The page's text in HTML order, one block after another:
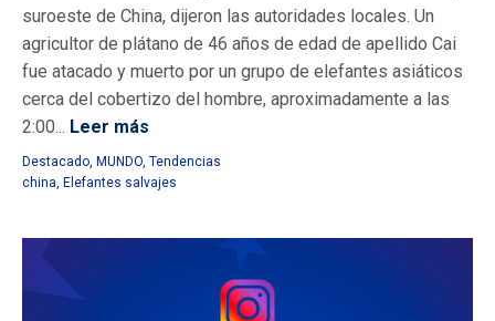
suroeste de China, dijeron las autoridades locales. Un
agricultor de plátano de 46 años de edad de apellido Cai
fue atacado y muerto por un grupo de elefantes asiáticos
cerca del cobertizo del hombre, aproximadamente a las
2:00... Leer más
Destacado, MUNDO, Tendencias
china, Elefantes salvajes